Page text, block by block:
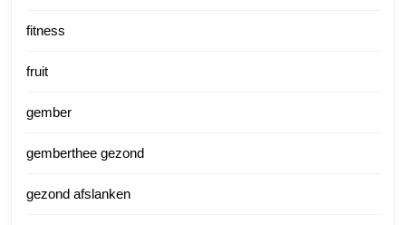
fitness
fruit
gember
gemberthee gezond
gezond afslanken